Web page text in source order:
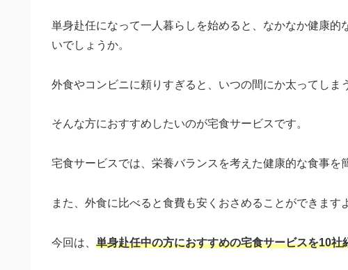
単身赴任になって一人暮らしを始めると、なかなか健康
いでしょうか。
外食やコンビニに頼りすぎると、いつの間にか太ってしま
そんな方におすすめしたいのが宅食サービスです。
宅食サービスでは、栄養バランスを考えた健康的な食事を
また、外食に比べると食費も安くおさめることができます
今回は、 単身赴任中の方におすすめの宅食サービスを10社